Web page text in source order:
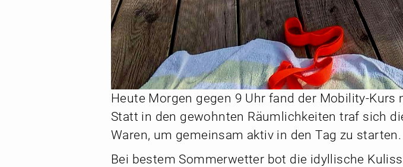
Heute Morgen gegen 9 Uhr fand der Mobility-
Statt in den gewohnten Räumlichkeiten traf sich
Waren, um gemeinsam aktiv in den Tag zu starten.
Bei bestem Sommerwetter bot die idyllische